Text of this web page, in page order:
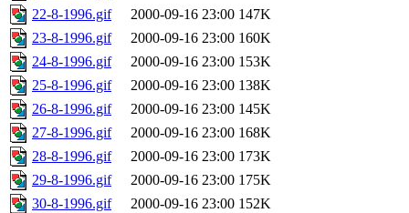
22-8-1996.gif
2000-09-16 23:00 147K
23-8-1996.gif
2000-09-16 23:00 160K
24-8-1996.gif
2000-09-16 23:00 153K
25-8-1996.gif
2000-09-16 23:00 138K
26-8-1996.gif
2000-09-16 23:00 145K
27-8-1996.gif
2000-09-16 23:00 168K
28-8-1996.gif
2000-09-16 23:00 173K
29-8-1996.gif
2000-09-16 23:00 175K
30-8-1996.gif
2000-09-16 23:00 152K